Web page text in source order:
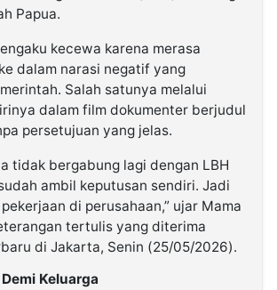
Papua.
kecewa karena merasa
dalam narasi negatif yang
Salah satunya melalui
dalam film dokumenter berjudul
persetujuan yang jelas.
tidak bergabung lagi dengan LBH
ambil keputusan sendiri. Jadi
di perusahaan,” ujar Mama
tertulis yang diterima
di Jakarta, Senin (25/05/2026).
Keluarga